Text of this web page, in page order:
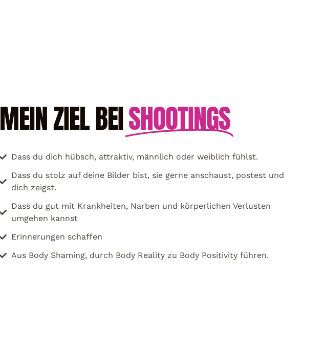
MEIN ZIEL BEISHOOTINGS
Dass du dich hübsch, attraktiv, männlich oder weiblich fühlst.
Dass du stolz auf deine Bilder bist, sie gerne anschaust, postest und
dich zeigst.
Dass du gut mit Krankheiten, Narben und körperlichen Verlusten
umgehen kannst
Erinnerungen schaffen
Aus Body Shaming, durch Body Reality zu Body Positivity führen.